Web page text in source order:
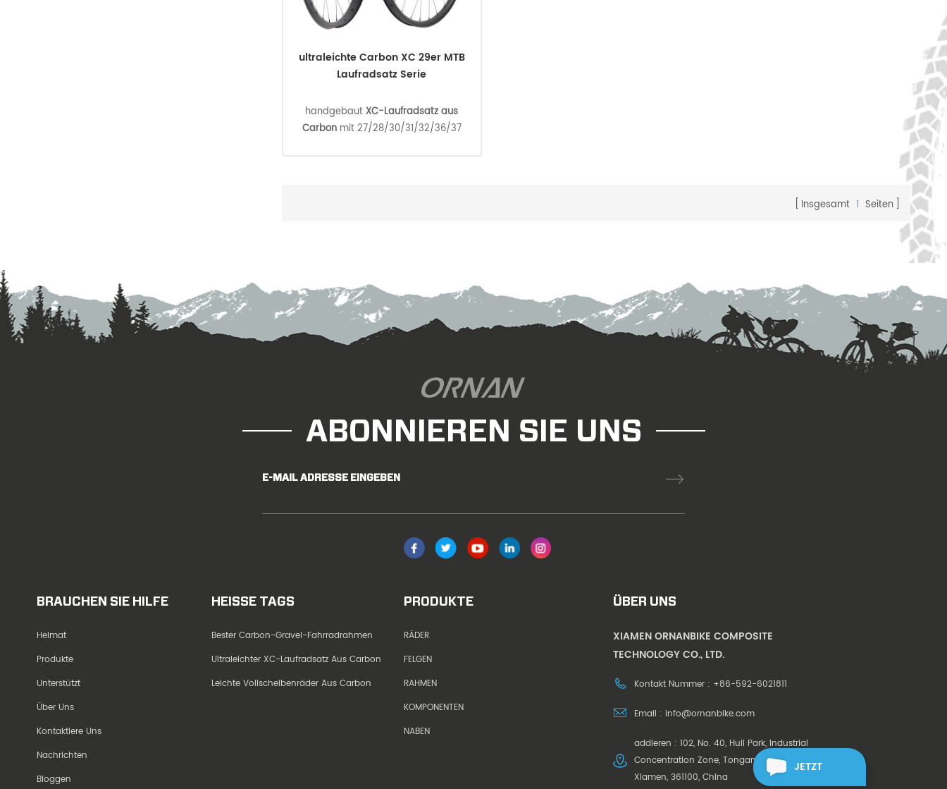
ultraleichte Carbon XC 29er MTB
Laufradsatz Serie
handgebautXC-Laufradsatz aus
Carbonmit 27/28/30/31/32/36/37
Rennfahrer.
Insgesamt 1 Seiten
ABONNIEREN SIE UNS
E-MAIL ADRESSE EINGEBEN
BRAUCHEN SIE HILFE
Heimat
Produkte
Unterstützt
Über Uns
Kontaktiere Uns
Nachrichten
Bloggen
HEISSE TAGS
Bester Carbon-Gravel-Fahrradrahmen
Ultraleichter XC-Laufradsatz Aus Carbon
Leichte Vollscheibenräder Aus Carbon
PRODUKTE
RÄDER
FELGEN
RAHMEN
KOMPONENTEN
NABEN
ÜBER UNS
XIAMEN ORNANBIKE COMPOSITE
TECHNOLOGY CO., LTD.
Kontakt Nummer : +86-592-6021811
Email : info@ornanbike.com
addieren : 102, No. 40, Huli Park, Industrial
Concentration Zone, Tongan District,
Xiamen, 361100, China
JETZT